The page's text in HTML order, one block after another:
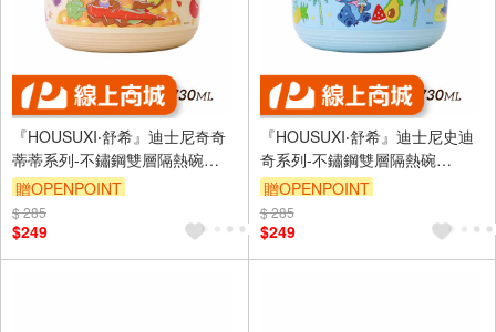
『HOUSUXI‧舒希』迪士尼奇奇
蒂蒂系列-不鏽鋼雙層隔熱碗
730ml(A3)
贈OPENPOINT
$ 285
$249
『HOUSUXI‧舒希』迪士尼史迪
奇系列-不鏽鋼雙層隔熱碗
730ml(A3)
贈OPENPOINT
$ 285
$249